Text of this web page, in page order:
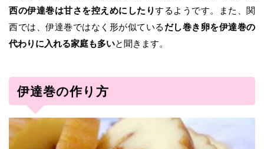
西の伊達巻は甘さを控えめにしたりするようです。また、関
西では、伊達巻ではなく形が似ている だし巻き卵を伊達巻の
代わりに入れる家庭も多いと聞きます。
伊達巻の作り方